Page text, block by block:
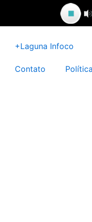
conteúdo
+Laguna Infoco
Contato